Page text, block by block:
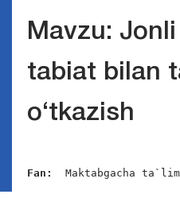
Mavzu:
tabiat bilan
o‘tkazish
Fan: Maktabgacha